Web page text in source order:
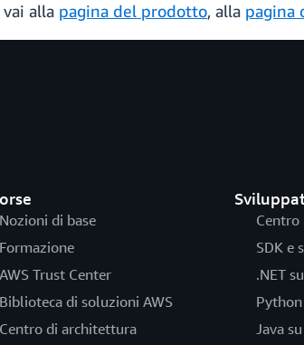
alla pagina del prodotto, alla pagina
Nozioni di base
Formazione
AWS Trust Center
Biblioteca di soluzioni AWS
Centro di architettura
SDK e
.NET
Python
Java